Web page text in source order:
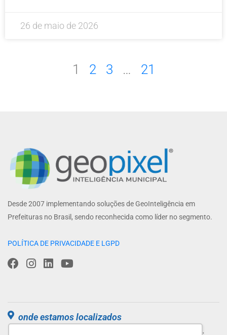
26 de maio de 2026
1 2 3 … 21
Desde 2007 implementando soluções de GeoInteligência em
Prefeituras no Brasil, sendo reconhecida como líder no segmento.
POLÍTICA DE PRIVACIDADE E LGPD
onde estamos localizados
Parque Tecnológico de São José dos Campos.